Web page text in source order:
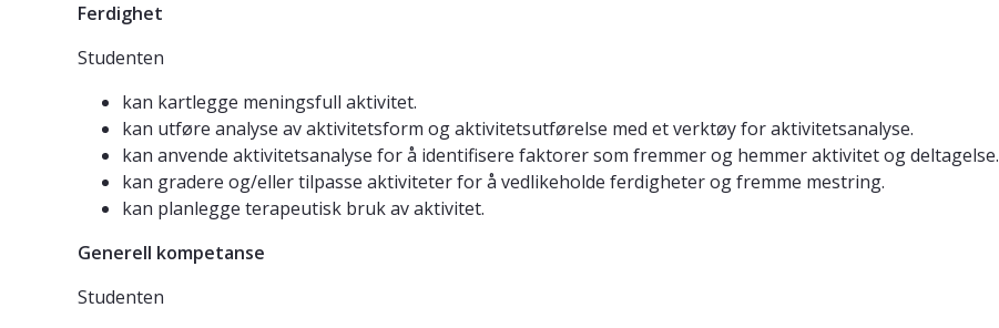
Ferdighet
Studenten
kan kartlegge meningsfull aktivitet.
kan utføre analyse av aktivitetsform og aktivitetsutførelse med et verktøy for aktivitetsanalyse.
kan anvende aktivitetsanalyse for å identifisere faktorer som fremmer og hemmer aktivitet og deltagelse.
kan gradere og/eller tilpasse aktiviteter for å vedlikeholde ferdigheter og fremme mestring.
kan planlegge terapeutisk bruk av aktivitet.
Generell kompetanse
Studenten